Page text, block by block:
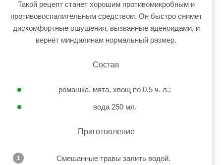
Такой рецепт станет хорошим противомикробным и
противовоспалительным средством. Он быстро снимет
дискомфортные ощущения, вызванные аденоидами, и
вернёт миндалинам нормальный размер.
Состав
ромашка, мята, хвощ по 0,5 ч. л.;
вода 250 мл.
Приготовление
Смешанные травы залить водой.